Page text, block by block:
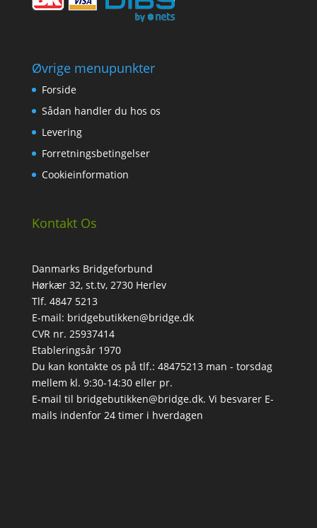
Øvrige menupunkter
Forside
Sådan handler du hos os
Levering
Forretningsbetingelser
Cookieinformation
Kontakt Os
Danmarks Bridgeforbund
Hørkær 32, st.tv, 2730 Herlev
Tlf. 4847 5213
E-mail: bridgebutikken@bridge.dk
CVR nr. 25937414
Etableringsår 1970
Du kan kontakte os på tlf.: 48475213 man - torsdag
mellem kl. 9:30-14:30 eller pr.
E-mail til bridgebutikken@bridge.dk. Vi besvarer E-
mails indenfor 24 timer i hverdagen